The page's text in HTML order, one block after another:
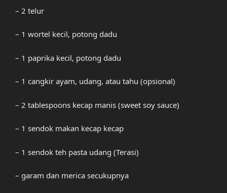
– 2 telur
– 1 wortel kecil, potong dadu
– 1 paprika kecil, potong dadu
– 1 cangkir ayam, udang, atau tahu (opsional)
– 2 tablespoons kecap manis (sweet soy sauce)
– 1 sendok makan kecap kecap
– 1 sendok teh pasta udang (Terasi)
– garam dan merica secukupnya